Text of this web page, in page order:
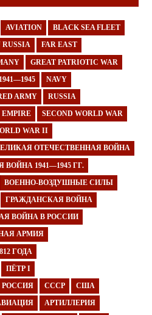
AVIATION BLACK SEA FLEET
FAR EAST
GREAT PATRIOTIC WAR
NAVY
ARMY RUSSIA
EMPIRE SECOND WORLD WAR
WAR II
ОТЕЧЕСТВЕННАЯ ВОЙНА
1941—1945 ГГ.
ВОЕННО-ВОЗДУШНЫЕ СИЛЫ
ГРАЖДАНСКАЯ ВОЙНА
ВОЙНА В РОССИИ
АРМИЯ
ГОДА
ПЁТР I
РОССИЯ СССР США
АРТИЛЛЕРИЯ